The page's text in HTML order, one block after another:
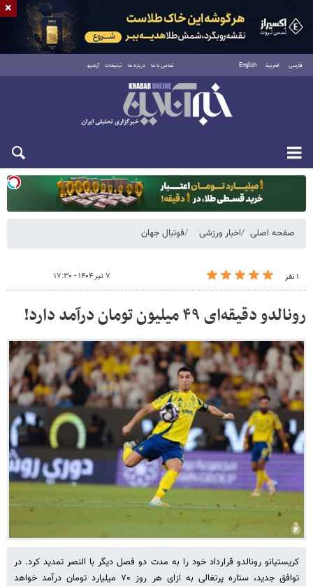
فارسی العربية English تماس با ما درباره ما تبلیغات آرشیو
یکشنبه ۱۸ مرداد ۱۴۰۵
صفحه اصلی اخبار ورزشی فوتبال جهان
۱ نفر ۷ تیر ۱۴۰۴ - ۱۷:۳۰
رونالدو دقیقه‌ای ۴۹ میلیون تومان درآمد دارد!
کریستیانو رونالدو قرارداد خود را به مدت دو فصل دیگر با النصر تمدید کرد. در
توافق جدید، ستاره پرتغالی به ازای هر روز ۷۰ میلیارد تومان درآمد خواهد
×